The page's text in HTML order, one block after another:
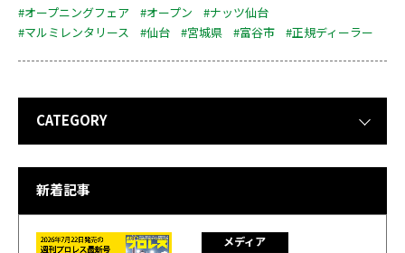
#オープニングフェア
#オープン
#ナッツ仙台
#マルミレンタリース
#仙台 #宮城県 #富谷市 #正規ディーラー
CATEGORY
新着記事
メディア